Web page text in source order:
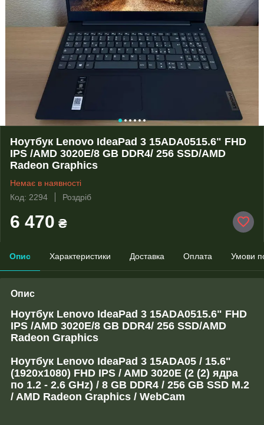
Ноутбук Lenovo IdeaPad 3 15ADA0515.6" FHD
IPS /AMD 3020E/8 GB DDR4/ 256 SSD/AMD
Radeon Graphics
Немає в наявності
Код: 2294
Роздріб
6 470 ₴
Опис Характеристики Доставка Оплата Умови
Опис
Ноутбук Lenovo IdeaPad 3 15ADA0515.6" FHD
IPS /AMD 3020E/8 GB DDR4/ 256 SSD/AMD
Radeon Graphics
Ноутбук Lenovo IdeaPad 3 15ADA05 / 15.6"
(1920x1080) FHD IPS / AMD 3020E (2 (2) ядра
по 1.2 - 2.6 GHz) / 8 GB DDR4 / 256 GB SSD M.2
/ AMD Radeon Graphics / WebCam